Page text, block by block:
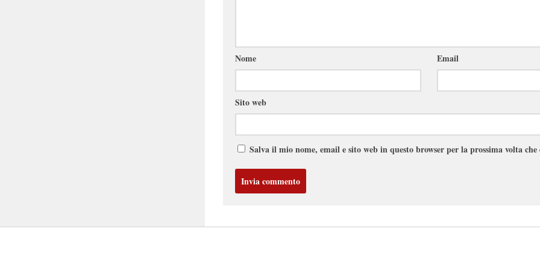
Nome Email
Sito web
Salva il mio nome, email e sito web in questo browser per la prossima volta che